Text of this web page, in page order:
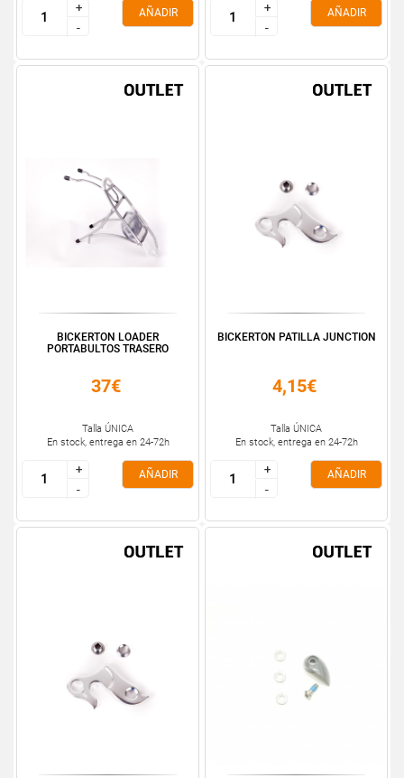
+
-
+
-
AÑADIR
+
-
+
-
AÑADIR
BICKERTON LOADER
PORTABULTOS TRASERO
37€
Talla ÚNICA
En stock, entrega en 24-72h
+
-
+
-
AÑADIR
BICKERTON PATILLA JUNCTION
4,15€
Talla ÚNICA
En stock, entrega en 24-72h
+
-
+
-
AÑADIR